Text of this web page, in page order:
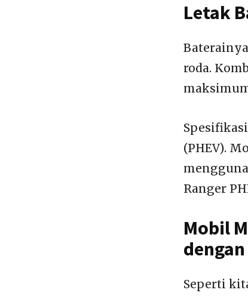
Letak
roda.
(PHEV).
Ranger
Mobil
Seperti